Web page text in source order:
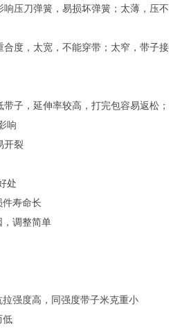
压刀弹簧，易损坏弹簧；太薄，压不
度，太宽，不能穿带；太窄，带子接
子，延伸率较高，打完包容易返松；
响
开裂
处
寿命长
调整简单
强度高，同强度带子米克重小
低